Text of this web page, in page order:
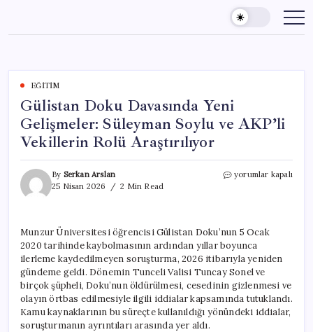
content
EĞITIM
Gülistan Doku Davasında Yeni
Gelişmeler: Süleyman Soylu ve AKP’li
Vekillerin Rolü Araştırılıyor
By Serkan Arslan
25 Nisan 2026
2 Min Read
Gülistan
Süleyman
Soylu
ve
AKP’li
Vekillerin
Rolü
Araştırılıyor
için
yorumlar kapalı
Munzur Üniversitesi öğrencisi Gülistan Doku’nun 5 Ocak
2020 tarihinde kaybolmasının ardından yıllar boyunca
ilerleme kaydedilmeyen soruşturma, 2026 itibarıyla yeniden
gündeme geldi. Dönemin Tunceli Valisi Tuncay Sonel ve
birçok şüpheli, Doku’nun öldürülmesi, cesedinin gizlenmesi ve
olayın örtbas edilmesiyle ilgili iddialar kapsamında tutuklandı.
Kamu kaynaklarının bu süreçte kullanıldığı yönündeki iddialar,
soruşturmanın ayrıntıları arasında yer aldı.